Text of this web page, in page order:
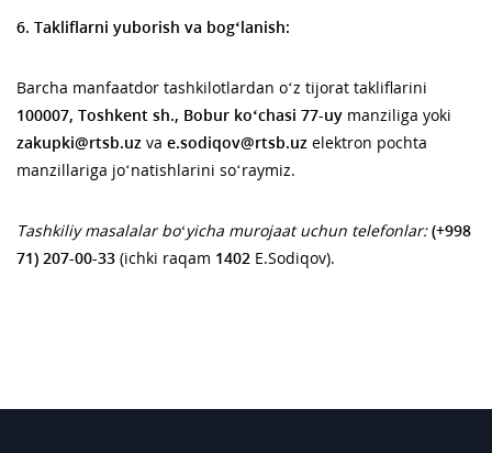
6. Takliflarni yuborish va bogʻlanish:
Barcha manfaatdor tashkilotlardan o‘z tijorat takliflarini
100007, Toshkent sh., Bobur ko‘chasi 77-uy manziliga yoki
zakupki@rtsb.uz va e.sodiqov@rtsb.uz elektron pochta
manzillariga jo‘natishlarini so‘raymiz.
Tashkiliy masalalar bo‘yicha murojaat uchun telefonlar: (+998
71) 207-00-33 (ichki raqam 1402 E.Sodiqov).